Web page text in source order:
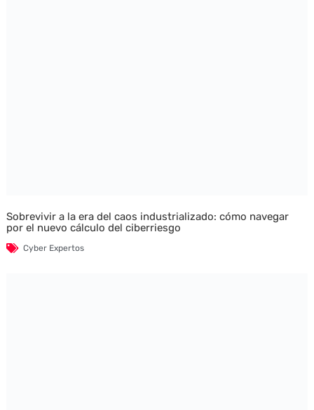
Sobrevivir a la era del caos industrializado: cómo navegar
por el nuevo cálculo del ciberriesgo
Cyber Expertos